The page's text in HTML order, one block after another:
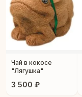
Чай в кокосе
"Лягушка"
3 500 ₽